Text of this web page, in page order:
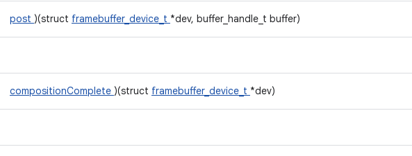
post )(struct framebuffer_device_t *dev, buffer_handle_t buffer)
compositionComplete )(struct framebuffer_device_t *dev)